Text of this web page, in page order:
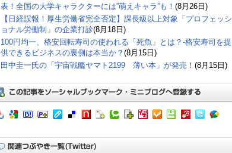
表！全国の大学キャラクターには”萌えキャラ”も！ (8月26日)
【日経誤報！厚生労働省完全否定】課長級以上対象「プロフェッシ
ョナル労働制」の企業打診(8月18日)
100円均一、格安回転寿司の使われる「死魚」とは？-格安寿司を提
供できるビジネスの裏側は本当か？ (8月15日)
田中圭一氏の「宇宙戦艦ヤマト2199 薄い本」が発売！ (8月15日)